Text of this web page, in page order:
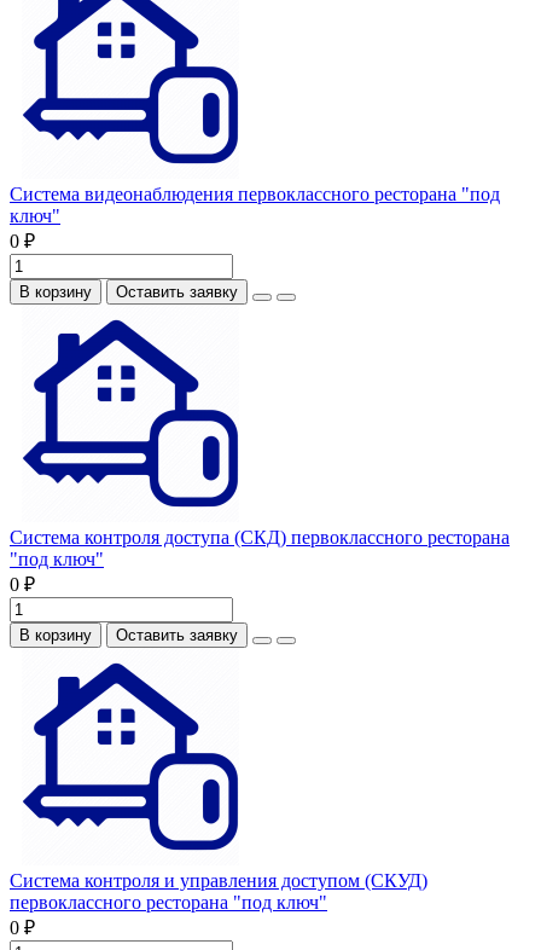
Система видеонаблюдения первоклассного ресторана "под
ключ"
0 ₽
В корзину Оставить заявку
Система контроля доступа (СКД) первоклассного ресторана
"под ключ"
0 ₽
В корзину Оставить заявку
Система контроля и управления доступом (СКУД)
первоклассного ресторана "под ключ"
0 ₽